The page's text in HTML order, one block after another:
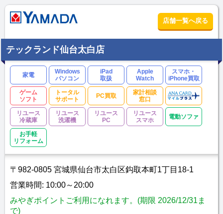
店舗一覧へ戻る
テックランド仙台太白店
家電
Windows
パソコン
iPad
取扱
Apple
Watch
スマホ・
iPhone買取
ゲーム
ソフト
トータル
サポート
PC買取
家計相談
窓口
リユース
冷蔵庫
リユース
洗濯機
リユース
PC
リユース
スマホ
電動ソファ
お手軽
リフォーム
〒982-0805 宮城県仙台市太白区鈎取本町1丁目18-1
営業時間: 10:00～20:00
みやぎポイントご利用になれます。(期限 2026/12/31ま
で)